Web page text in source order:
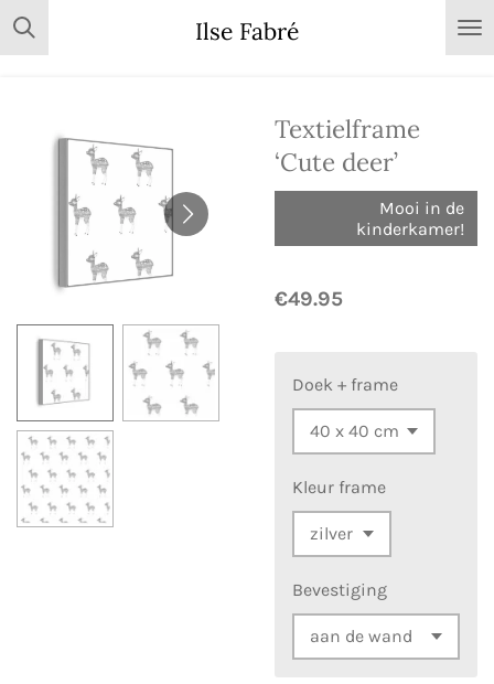
Skip
to
Ilse Fabré
Textielframe
‘Cute deer’
Mooi in de
kinderkamer!
€49.95
Doek + frame
Kleur frame
Bevestiging